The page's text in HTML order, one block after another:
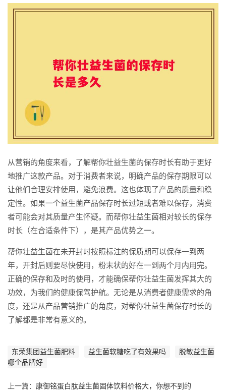
从营销的角度来看，了解帮你壮益生菌的保存时长有助于更好
地推广这款产品。对于消费者来说，明确产品的保存期限可以
让他们合理安排使用，避免浪费。这也体现了产品的质量和稳
定性。如果一个益生菌产品保存时长过短或者难以保存，消费
者可能会对其质量产生怀疑。而帮你壮益生菌相对较长的保存
时长（在合适条件下），是其产品优势之一。
帮你壮益生菌在未开封时按照标注的保质期可以保存一到两
年，开封后则要尽快使用，粉末状的好在一到两个月内用完。
正确的保存和及时的使用，才能确保帮你壮益生菌发挥其大的
功效，为我们的健康保驾护航。无论是从消费者健康需求的角
度，还是从产品营销推广的角度，对帮你壮益生菌保存时长的
了解都是非常有意义的。
东荣集团益生菌肥料 益生菌软糖吃了有效果吗
脱敏益生菌
哪个品牌好
上一篇： 康御铭蛋白肽益生菌固体饮料价格大，你想不到的